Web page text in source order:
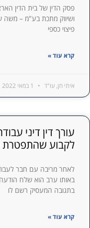
פסק הדין של בית הדין
ושיווק מתכת בע"מ –
פיצוי כספי
קרא עוד »
איתי חן, עו"ד
עורך דין דיני
לקבוע שהתפטרת
לאחר מריבה עם חבר
באותו ערב הוא שלח
בתגובה המעסיק רשם לו
קרא עוד »